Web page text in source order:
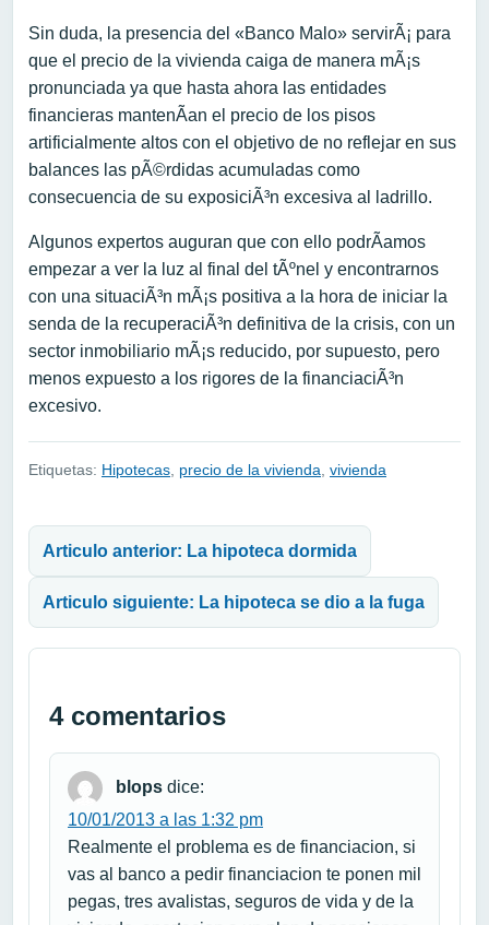
Sin duda, la presencia del «Banco Malo» servirÃ¡ para
que el precio de la vivienda caiga de manera mÃ¡s
pronunciada ya que hasta ahora las entidades
financieras mantenÃ­an el precio de los pisos
artificialmente altos con el objetivo de no reflejar en sus
balances las pÃ©rdidas acumuladas como
consecuencia de su exposiciÃ³n excesiva al ladrillo.
Algunos expertos auguran que con ello podrÃ­amos
empezar a ver la luz al final del tÃºnel y encontrarnos
con una situaciÃ³n mÃ¡s positiva a la hora de iniciar la
senda de la recuperaciÃ³n definitiva de la crisis, con un
sector inmobiliario mÃ¡s reducido, por supuesto, pero
menos expuesto a los rigores de la financiaciÃ³n
excesivo.
Etiquetas: Hipotecas precio de la vivienda vivienda
Articulo anterior: La hipoteca dormida
Articulo siguiente: La hipoteca se dio a la fuga
4 comentarios
blops dice:
10/01/2013 a las 1:32 pm
Realmente el problema es de financiacion, si
vas al banco a pedir financiacion te ponen mil
pegas, tres avalistas, seguros de vida y de la